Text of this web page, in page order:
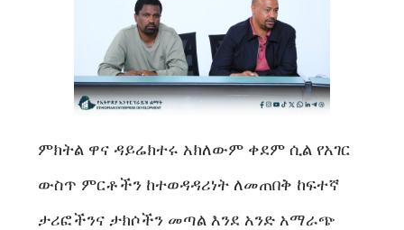
ምክትል ዋና ዳይሬክተሩ አክለውም ቀደም ሲል የአገር
ውስጥ ምርቶችን ከተወዳዳሪነት ለመጠበቅ ከፍተኛ
ታሪፎችንና ታክሶችን መጣል እንደ አንድ አማራጭ